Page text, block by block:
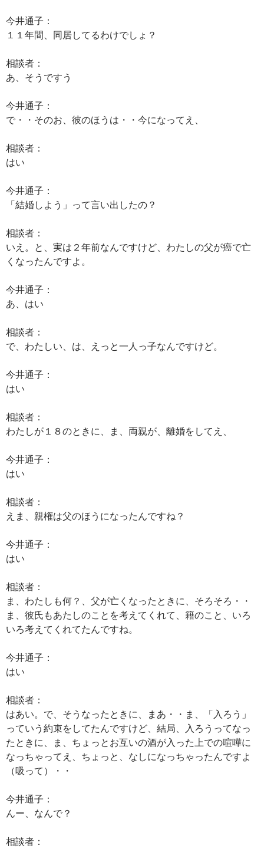
今井通子：
１１年間、同居してるわけでしょ？
相談者：
あ、そうですう
今井通子：
で・・そのお、彼のほうは・・今になってえ、
相談者：
はい
今井通子：
「結婚しよう」って言い出したの？
相談者：
いえ。と、実は２年前なんですけど、わたしの父が癌で亡
くなったんですよ。
今井通子：
あ、はい
相談者：
で、わたしい、は、えっと一人っ子なんですけど。
今井通子：
はい
相談者：
わたしが１８のときに、ま、両親が、離婚をしてえ、
今井通子：
はい
相談者：
えま、親権は父のほうになったんですね？
今井通子：
はい
相談者：
ま、わたしも何？、父が亡くなったときに、そろそろ・・
ま、彼氏もあたしのことを考えてくれて、籍のこと、いろ
いろ考えてくれてたんですね。
今井通子：
はい
相談者：
はあい。で、そうなったときに、まあ・・ま、「入ろう」
っていう約束をしてたんですけど、結局、入ろうってなっ
たときに、ま、ちょっとお互いの酒が入った上での喧嘩に
なっちゃってえ、ちょっと、なしになっちゃったんですよ
（吸って）・・
今井通子：
んー、なんで？
相談者：